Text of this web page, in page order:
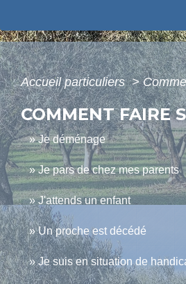
Accueil particuliers>
COMMENT FAIRE
Je déménage
Je pars de chez mes parents
J'attends un enfant
Un proche est décédé
Je suis en situation de